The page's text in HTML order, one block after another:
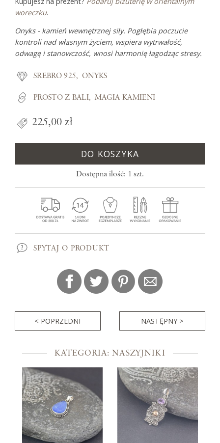
woreczku.
Onyks - kamień wewnętrznej siły. Pogłębia poczucie
kontroli nad własnym życiem, wspiera wytrwałość,
odwagę i stanowczość, wnosi harmonię łagodząc stresy.
SREBRO 925 ONYKS
PROSTO Z BALI MAGIA KAMIENI
225,00 zł
DO KOSZYKA
Dostępna ilość: 1 szt.
SPYTAJ O PRODUKT
< POPRZEDNI NASTĘPNY >
KATEGORIA: NASZYJNIKI